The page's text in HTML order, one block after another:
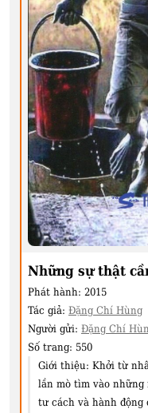
Những sự thật
Phát hành: 2015
Tác giả: Đặng Chí Hùng
Người gửi: Đặng Chí
Số trang: 550
Giới thiệu: Khởi từ
lần mò tìm vào những
tư cách và hành